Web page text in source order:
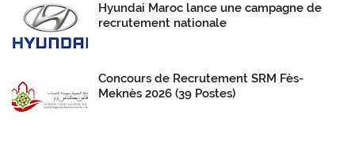
Hyundai Maroc lance une campagne de
recrutement nationale
Concours de Recrutement SRM Fès-
Meknès 2026 (39 Postes)